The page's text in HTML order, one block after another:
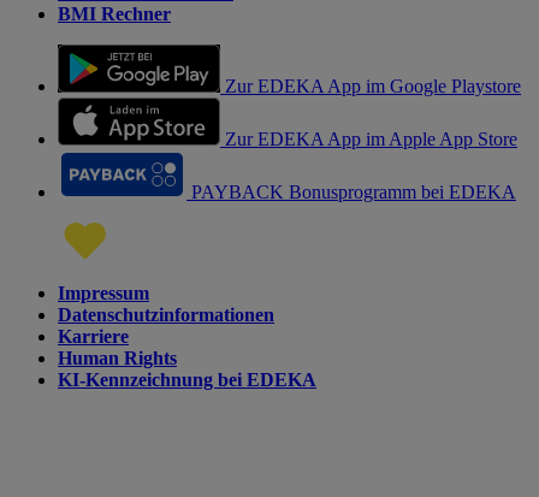
BMI Rechner
Zur EDEKA App im Google Playstore
Zur EDEKA App im Apple App Store
PAYBACK Bonusprogramm bei EDEKA
Impressum
Datenschutzinformationen
Karriere
Human Rights
KI-Kennzeichnung bei EDEKA